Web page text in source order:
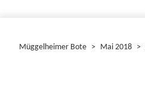
Müggelheimer Bote > Mai 2018 >